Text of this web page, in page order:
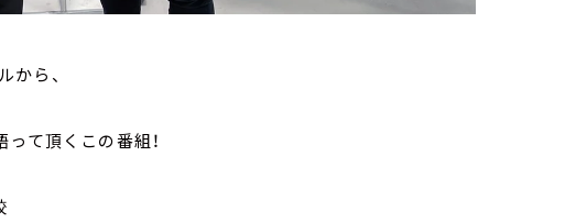
ら、
って頂くこの番組！